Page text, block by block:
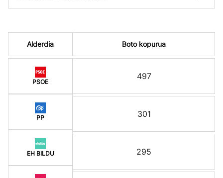
Alderdia
PSOE
PP
EH BILDU
Boto kopurua
497
301
295